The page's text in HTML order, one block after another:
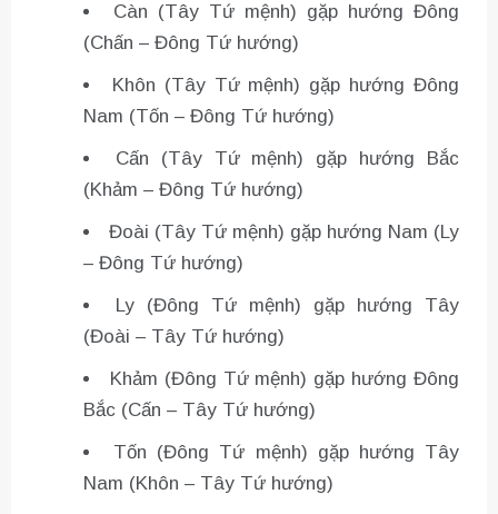
Càn (Tây Tứ mệnh) gặp hướng Đông
(Chấn – Đông Tứ hướng)
Khôn (Tây Tứ mệnh) gặp hướng Đông
Nam (Tốn – Đông Tứ hướng)
Cấn (Tây Tứ mệnh) gặp hướng Bắc
(Khảm – Đông Tứ hướng)
Đoài (Tây Tứ mệnh) gặp hướng Nam (Ly
– Đông Tứ hướng)
Ly (Đông Tứ mệnh) gặp hướng Tây
(Đoài – Tây Tứ hướng)
Khảm (Đông Tứ mệnh) gặp hướng Đông
Bắc (Cấn – Tây Tứ hướng)
Tốn (Đông Tứ mệnh) gặp hướng Tây
Nam (Khôn – Tây Tứ hướng)